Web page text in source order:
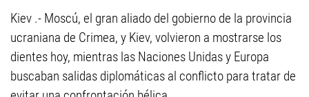
Kiev .- Moscú, el gran aliado del gobierno de la provincia
ucraniana de Crimea, y Kiev, volvieron a mostrarse los
dientes hoy, mientras las Naciones Unidas y Europa
buscaban salidas diplomáticas al conflicto para tratar de